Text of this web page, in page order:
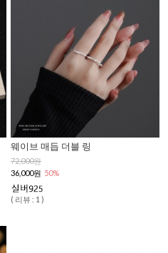
웨이브 매듭 더블 링
72,000원
36,000원 50%
( 리뷰 : 1 )